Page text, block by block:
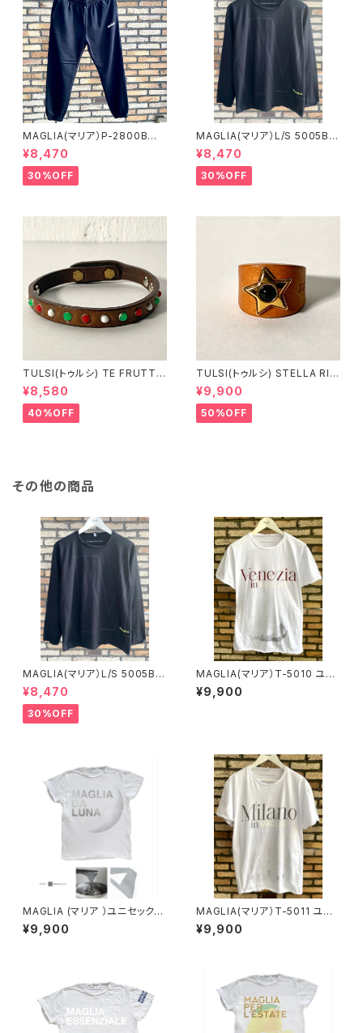
MAGLIA(マリア）P-2800B
ユニセックス スプリングスウ
ェットパンツ ブラック
¥8,470
30%OFF
MAGLIA(マリア）L/S 5005B
ブラックＸブラック ロングスリ
ーブＴシャツ
¥8,470
30%OFF
TULSI(トゥルシ) TE FRUTTI
NO BIANCO ROSSO VERDE
¥8,580
40%OFF
TULSI(トゥルシ) STELLA RIN
G ONICE
¥9,900
50%OFF
その他の商品
MAGLIA(マリア）L/S 5005B
ブラックＸブラック ロングスリ
ーブＴシャツ
¥8,470
30%OFF
MAGLIA(マリア）T-5010 ユニ
セックスWプリントＴシャツ VEN
EZIA ボルドー
¥9,900
MAGLIA (マリア ）ユニセックス
Ｔシャツ Ｔ-7012 シルバープ
リント
¥9,900
MAGLIA(マリア）T-5011 ユニ
セックスWプリントＴシャツ MIL
ANO ミラノグレー
¥9,900